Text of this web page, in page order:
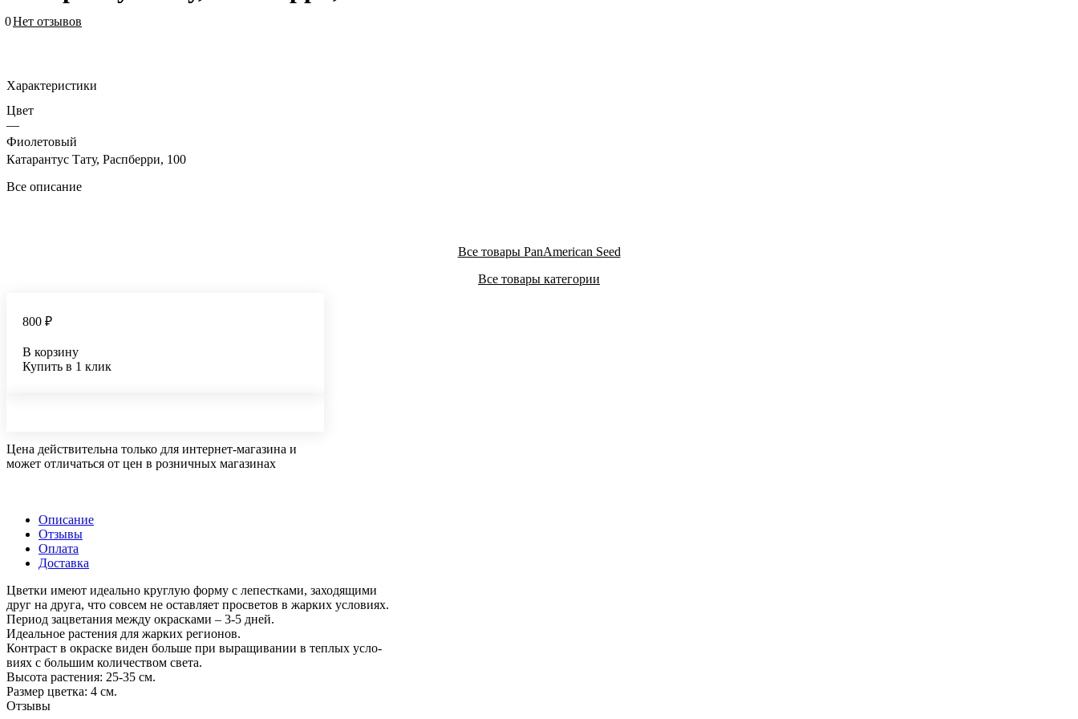
0Нет отзывов
Характеристики
Цвет
—
Фиолетовый
Катарантус Тату, Распберри, 100
Все описание
Все товары PanAmerican Seed
Все товары категории
800 ₽
В корзину
Купить в 1 клик
Цена действительна только для интернет-магазина и
может отличаться от цен в розничных магазинах
Описание
Отзывы
Оплата
Доставка
Цветки имеют идеально круглую форму с лепестками, заходящими
друг на друга, что совсем не оставляет просветов в жарких условиях.
Период зацветания между окрасками – 3-5 дней.
Идеальное растения для жарких регионов.
Контраст в окраске виден больше при выращивании в теплых усло-
виях с большим количеством света.
Высота растения: 25-35 см.
Размер цветка: 4 см.
Отзывы